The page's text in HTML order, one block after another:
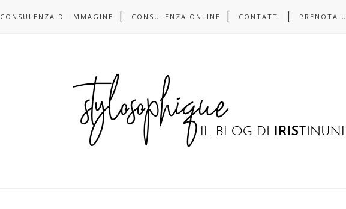
CONSULENZA DI IMMAGINE CONSULENZA ONLINE CONTATTI PRENOTA